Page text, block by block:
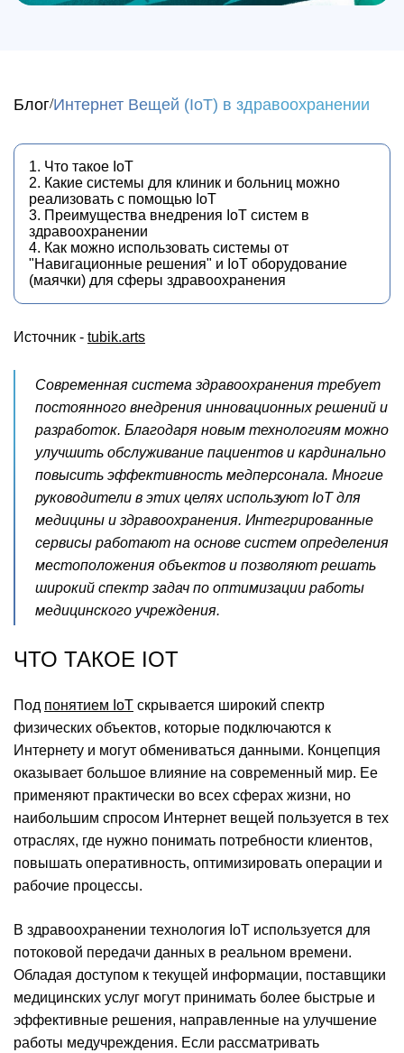
Блог Интернет Вещей (IoT) в здравоохранении
1. Что такое IoT
2. Какие системы для клиник и больниц можно
реализовать с помощью IoT
3. Преимущества внедрения IoT систем в
здравоохранении
4. Как можно использовать системы от
"Навигационные решения" и IoT оборудование
(маячки) для сферы здравоохранения
Источник - tubik.arts
Современная система здравоохранения требует
постоянного внедрения инновационных решений и
разработок. Благодаря новым технологиям можно
улучшить обслуживание пациентов и кардинально
повысить эффективность медперсонала. Многие
руководители в этих целях используют IoT для
медицины и здравоохранения. Интегрированные
сервисы работают на основе систем определения
местоположения объектов и позволяют решать
широкий спектр задач по оптимизации работы
медицинского учреждения.
ЧТО ТАКОЕ IOT
Под понятием IoT скрывается широкий спектр
физических объектов, которые подключаются к
Интернету и могут обмениваться данными. Концепция
оказывает большое влияние на современный мир. Ее
применяют практически во всех сферах жизни, но
наибольшим спросом Интернет вещей пользуется в тех
отраслях, где нужно понимать потребности клиентов,
повышать оперативность, оптимизировать операции и
рабочие процессы.
В здравоохранении технология IoT используется для
потоковой передачи данных в реальном времени.
Обладая доступом к текущей информации, поставщики
медицинских услуг могут принимать более быстрые и
эффективные решения, направленные на улучшение
работы медучреждения. Если рассматривать